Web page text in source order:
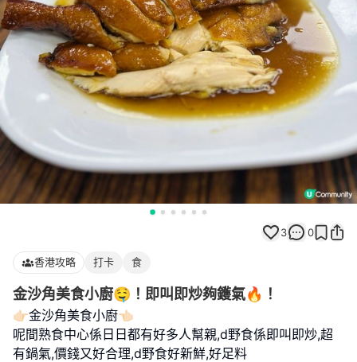
3 0
香港攻略 打卡 食
金沙角美食小廚🤤！即叫即炒夠鑊氣🔥！
👉🏻金沙角美食小廚👈🏻
呢間熟食中心係日日都有好多人幫親,d野食係即叫即炒,超
有鍋氣,價錢又好合理,d野食好新鮮,好足料